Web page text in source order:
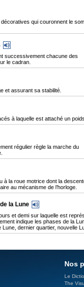
qui couronnent le
successivement chacune des
le cadran.
et assurant sa stabilité.
à laquelle est attaché un poids.
régulier règle la marche du
à la roue motrice dont la
au mécanisme de l’horloge.
la Lune
et demi sur laquelle est
indique les phases de la
dernier quartier, nouvelle
Nos
Le
The